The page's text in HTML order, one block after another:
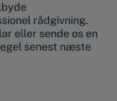
rådgivning.
eller sende os en
senest næste